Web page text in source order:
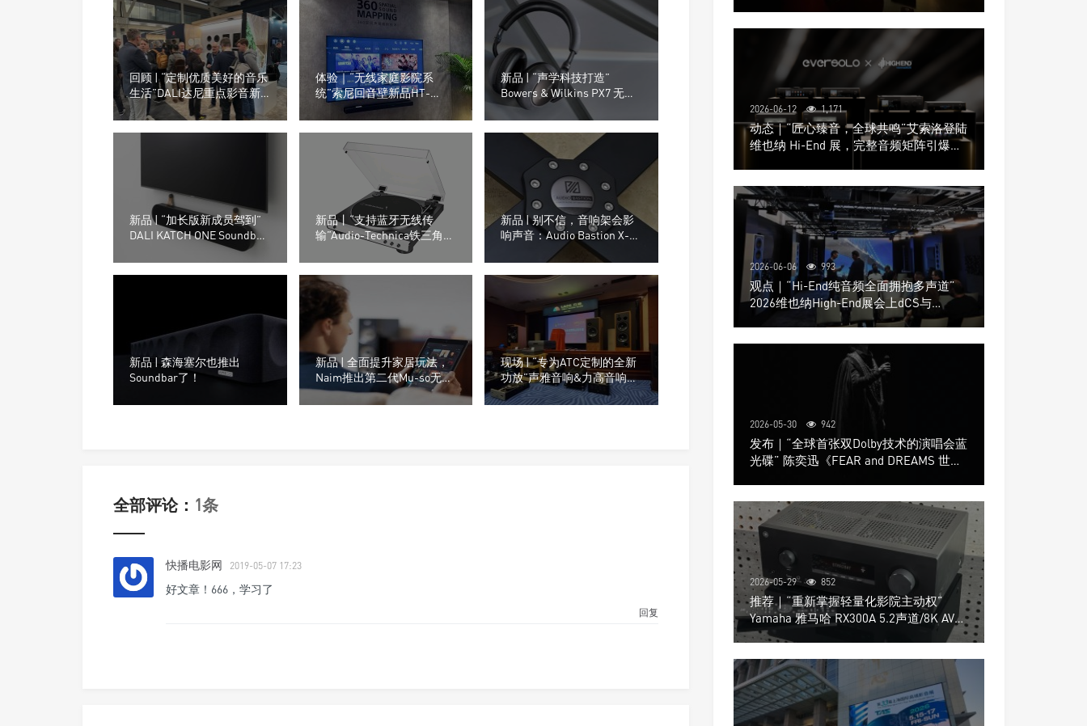
回顾 | “定制优质美好的音乐
生活”DALI达尼重点影音新
品亮相西班牙ISE 2024展会
体验｜“无线家庭影院系
统”索尼回音壁新品HT-
S2000和搭载360SSM技术的
HT-A7000
新品 | “声学科技打造”
Bowers & Wilkins PX7 无线
智能降噪耳罩式耳机
新品 | “加长版新成员驾到”
DALI KATCH ONE Soundbar
新品丨“支持蓝牙无线传
输”Audio-Technica铁三角
AT-LP60XBT WH黑胶唱盘
新品 | 别不信，音响架会影
响声音：Audio Bastion X-3
新品 | 森海塞尔也推出
Soundbar了！
新品 | 全面提升家居玩法，
Naim推出第二代Mu-so无线
音箱系列
现场 | “专为ATC定制的全新
功放”声雅音响&力高音响新
品发布会
全部评论： 1条
快播电影网 2019-05-07 17:23
好文章！666，学习了
回复
2026-06-12 1,171
动态｜“匠心臻音，全球共鸣”艾索洛登陆
维也纳 Hi-End 展，完整音频矩阵引爆关
2026-06-06 993
观点｜“Hi-End纯音频全面拥抱多声道”
2026维也纳High-End展会上dCS与
Trinnov Audio搭建多声道演示系统
2026-05-30 942
发布｜“全球首张双Dolby技术的演唱会蓝
光碟” 陈奕迅《FEAR and DREAMS 世界
2026-05-29 852
推荐｜“重新掌握轻量化影院主动权”
Yamaha 雅马哈 RX300A 5.2声道/8K AV放
大器